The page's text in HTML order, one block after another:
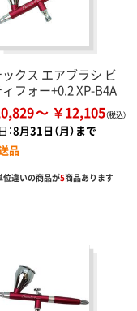
クス エアブラシ ビ
フォー+0.2 XP-B4A
￥12,105
8月31日（月）まで
品
位違いの商品が5商品あります